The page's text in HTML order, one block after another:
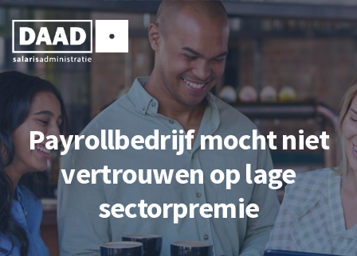
Payrollbedrijf mocht niet
vertrouwen op lage
sectorpremie